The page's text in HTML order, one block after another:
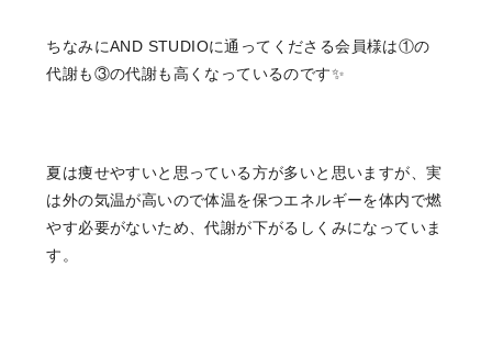
ちなみにAND STUDIOに通ってくださる会員様は①の
代謝も③の代謝も高くなっているのです✨
夏は痩せやすいと思っている方が多いと思いますが、実
は外の気温が高いので体温を保つエネルギーを体内で燃
やす必要がないため、代謝が下がるしくみになっていま
す。